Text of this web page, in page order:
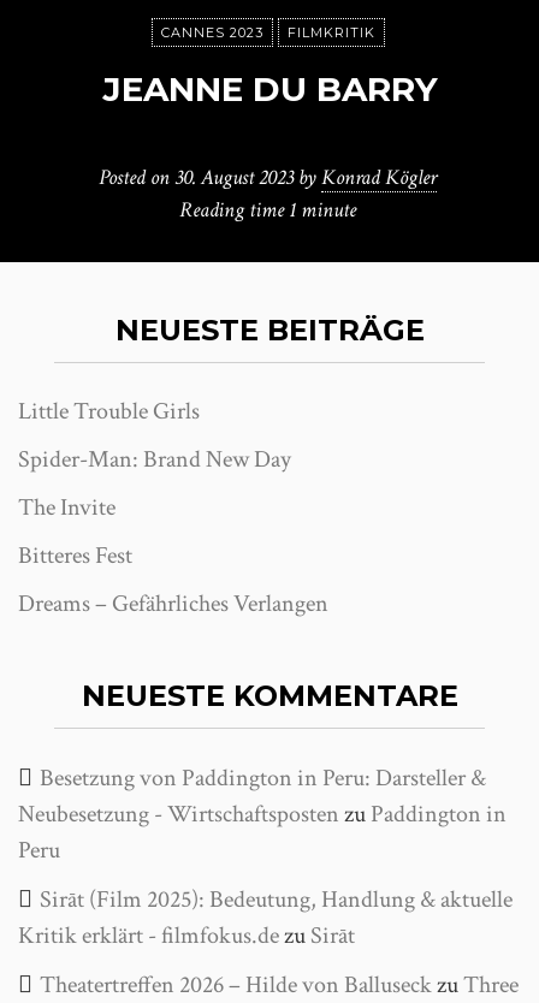
CANNES 2023 FILMKRITIK
JEANNE DU BARRY
Posted on30. August 2023 byKonrad Kögler
Reading time1 minute
NEUESTE BEITRÄGE
Little Trouble Girls
Spider-Man: Brand New Day
The Invite
Bitteres Fest
Dreams – Gefährliches Verlangen
NEUESTE KOMMENTARE
Besetzung von Paddington in Peru: Darsteller &
Neubesetzung - WirtschaftspostenzuPaddington in
Peru
Sirāt (Film 2025): Bedeutung, Handlung & aktuelle
Kritik erklärt - filmfokus.dezuSirāt
Theatertreffen 2026 – Hilde von BalluseckzuThree